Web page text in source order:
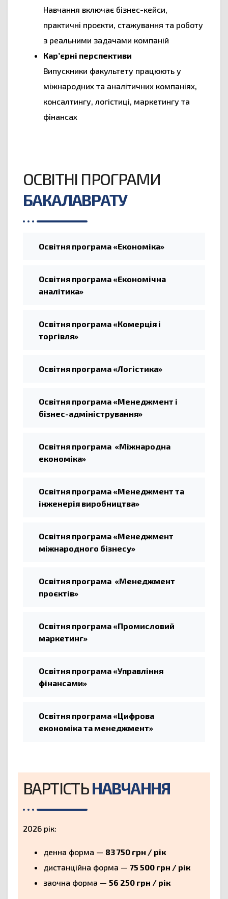
Навчання включає бізнес-кейси,
практичні проєкти, стажування та роботу
з реальними задачами компаній
Кар’єрні перспективи
Випускники факультету працюють у
міжнародних та аналітичних компаніях,
консалтингу, логістиці, маркетингу та
фінансах
ОСВІТНІ ПРОГРАМИ
БАКАЛАВРАТУ
Освітня програма «Економіка»
Освітня програма «Економічна
аналітика»
Освітня програма «Комерція і
торгівля»
Освітня програма «Логістика»
Освітня програма «Менеджмент і
бізнес-адміністрування»
Освітня програма «Міжнародна
економіка»
Освітня програма «Менеджмент та
інженерія виробництва»
Освітня програма «Менеджмент
міжнародного бізнесу»
Освітня програма «Менеджмент
проєктів»
Освітня програма «Промисловий
маркетинг»
Освітня програма «Управління
фінансами»
Освітня програма «Цифрова
економіка та менеджмент»
ВАРТІСТЬНАВЧАННЯ
2026 рік:
денна форма — 83 750 грн / рік
дистанційна форма — 75 500 грн / рік
заочна форма — 56 250 грн / рік